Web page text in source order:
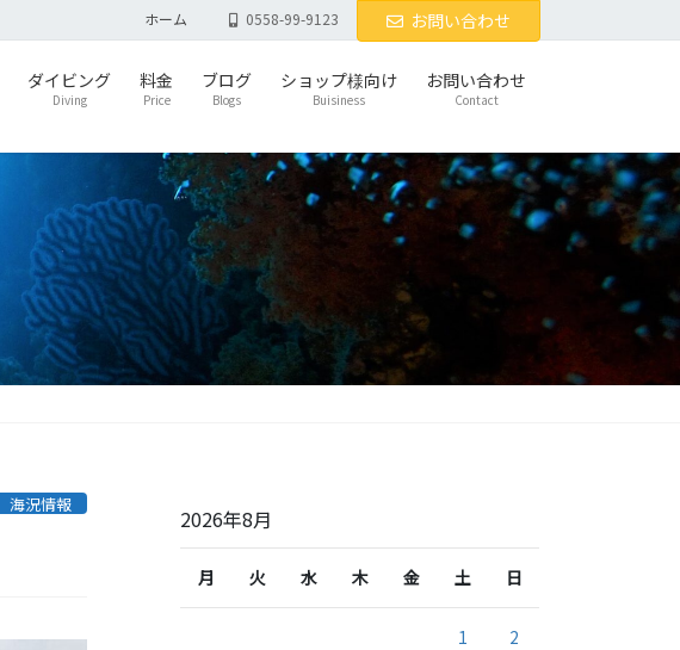
ホーム 0558-99-9123 お問い合わせ
ダイビング
Diving
料金
Price
ブログ
Blogs
ショップ様向け
Buisiness
お問い合わせ
Contact
海況情報
2026年8月
月 火 水 木 金 土 日
1 2